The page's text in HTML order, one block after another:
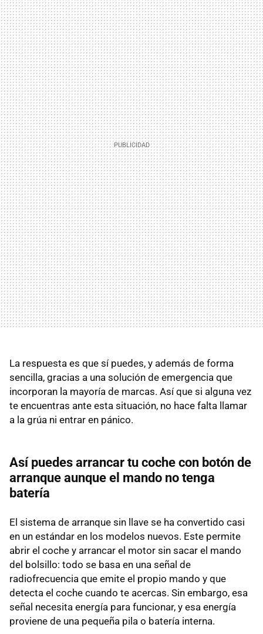
La respuesta es que sí puedes, y además de forma
sencilla, gracias a una solución de emergencia que
incorporan la mayoría de marcas. Así que si alguna vez
te encuentras ante esta situación, no hace falta llamar
a la grúa ni entrar en pánico.
Así puedes arrancar tu coche con botón de
arranque aunque el mando no tenga
batería
El sistema de arranque sin llave se ha convertido casi
en un estándar en los modelos nuevos. Este permite
abrir el coche y arrancar el motor sin sacar el mando
del bolsillo: todo se basa en una señal de
radiofrecuencia que emite el propio mando y que
detecta el coche cuando te acercas. Sin embargo, esa
señal necesita energía para funcionar, y esa energía
proviene de una pequeña pila o batería interna.